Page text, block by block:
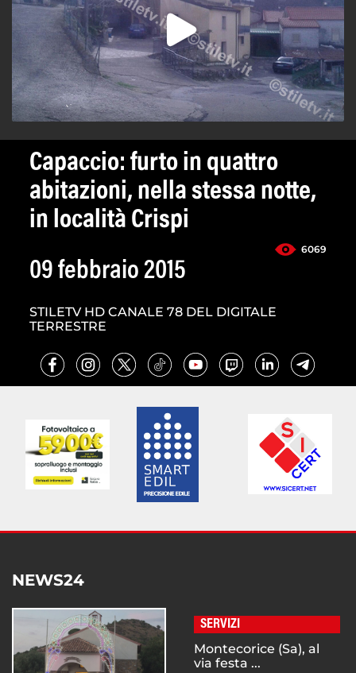
Capaccio: furto in quattro
abitazioni, nella stessa notte,
in località Crispi
6069
09 febbraio 2015
STILETV HD CANALE 78 DEL DIGITALE
TERRESTRE
NEWS24
SERVIZI
Montecorice (Sa), al
via festa ...